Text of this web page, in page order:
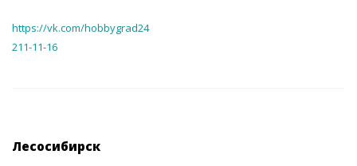
https://vk.com/hobbygrad24
211-11-16
Лесосибирск